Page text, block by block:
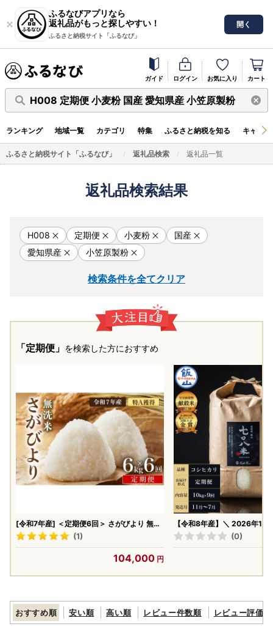
ふるなびアプリなら
返礼品がもっと探しやすい！
ふるさと納税サイト「ふるなび」
開く
ガイド ログイン お気に入り カート
H008 定期便 小麦粉 国産 愛知県産 小笠原製粉
ランキング 地域一覧 カテゴリ 特集 ふるさと納税を知る キャン
ふるさと納税サイト「ふるなび」 返礼品検索 返礼品一覧
返礼品検索結果
H008 定期便 小麦粉
国産
愛知県産
小笠原製粉
検索条件を全てクリア
「定期便」 を検索した方におすすめ
[令和7年産] ＜定期便6回＞ さがびより 無洗
米 6kg×6回 真空パック
(1)
104,000
【令和8年産】＼ 2026年11
／ 極上のコシヒカリ 七〇八
い）【黒】
(0)
おすすめ順 安い順 高い順 レビュー件数順 レビュー評価順